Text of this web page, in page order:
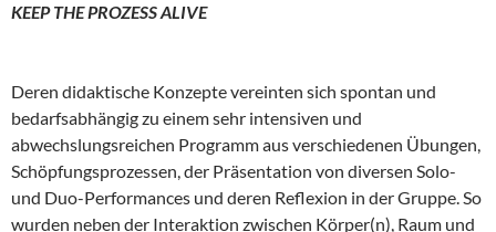
KEEP THE PROZESS ALIVE
Deren didaktische Konzepte vereinten sich spontan und
bedarfsabhängig zu einem sehr intensiven und
abwechslungsreichen Programm aus verschiedenen Übungen,
Schöpfungsprozessen, der Präsentation von diversen Solo-
und Duo-Performances und deren Reflexion in der Gruppe. So
wurden neben der Interaktion zwischen Körper(n), Raum und